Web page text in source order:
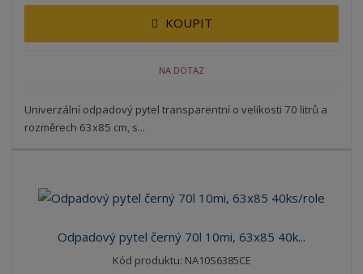
KOUPIT
NA DOTAZ
Univerzální odpadový pytel transparentní o velikosti 70 litrů a
rozměrech 63x85 cm, s...
Odpadový pytel černý 70l 10mi, 63x85 40k...
Kód produktu: NA10S6385CE